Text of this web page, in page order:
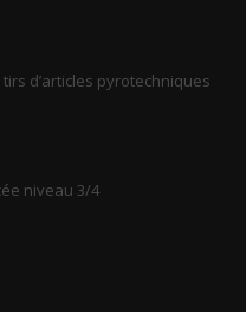
d’articles pyrotechniques
niveau 3/4